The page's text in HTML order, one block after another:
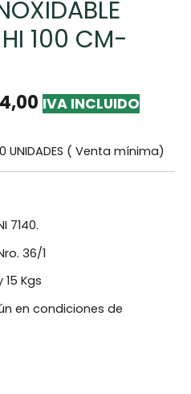
100 CM-
IVA INCLUIDO
UNIDADES ( Venta mínima)
7140.
36/1
Kgs
en condiciones de